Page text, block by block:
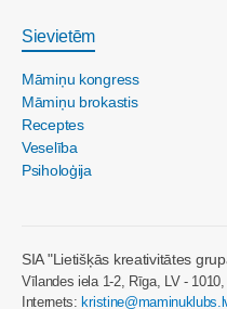
Sievietēm
Māmiņu kongress
Māmiņu brokastis
Receptes
Veselība
Psiholoģija
SIA "Lietišķās kreativitātes
Vīlandes iela 1-2, Rīga, LV -
Internets: